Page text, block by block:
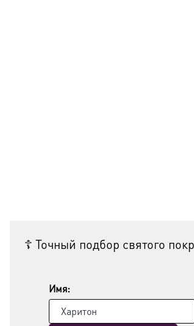
☦ Точный подбор святого
Имя: